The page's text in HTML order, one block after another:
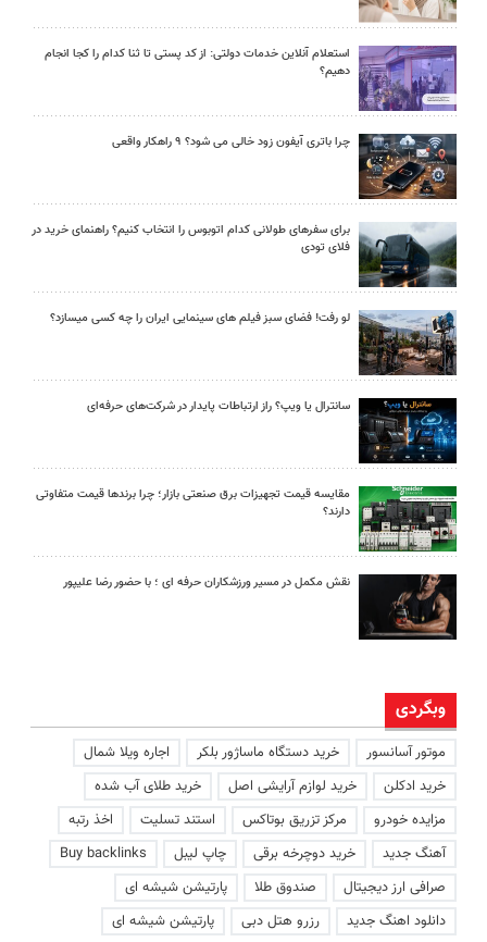
استعلام آنلاین خدمات دولتی: از کد پستی تا ثنا کدام را کجا انجام
دهیم؟
چرا باتری آیفون زود خالی می شود؟ ۹ راهکار واقعی
برای سفرهای طولانی کدام اتوبوس را انتخاب کنیم؟ راهنمای خرید در
فلای تودی
لو رفت! فضای سبز فیلم های سینمایی ایران را چه کسی میسازد؟
سانترال یا ویپ؟ راز ارتباطات پایدار در شرکت‌های حرفه‌ای
مقایسه قیمت تجهیزات برق صنعتی بازار؛ چرا برندها قیمت متفاوتی
دارند؟
نقش مکمل در مسیر ورزشکاران حرفه ای ؛ با حضور رضا علیپور
وبگردی
موتور آسانسور خرید دستگاه ماساژور بلکر
اجاره ویلا شمال
خرید ادکلن
خرید لوازم آرایشی اصل
خرید طلای آب شده
مزایده خودرو
مرکز تزریق بوتاکس استند تسلیت
اخذ رتبه
آهنگ جدید
خرید دوچرخه برقی چاپ لیبل
Buy backlinks
صرافی ارز دیجیتال
صندوق طلا
پارتیشن شیشه ای
دانلود اهنگ جدید
رزرو هتل دبی پارتیشن شیشه ای